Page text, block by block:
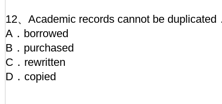
12、Academic records cannot be duplicated
A．borrowed
B．purchased
C．rewritten
D．copied